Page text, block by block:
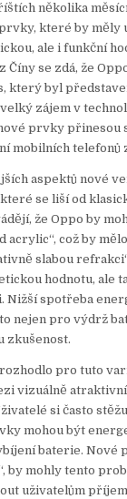
několika
které by měly
ale i funkční
Číny se zdá, že
který byl
zájem v
prvky přinesou
mobilních telefonů
aspektů nové
se liší od
že Oppo by
acrylic“, což by
slabou
hodnotu, ale
Nižší spotřeba
nejen pro výdrž
zkušenost.
pro tuto
vizuálně
si často
mohou být
baterie. Nové
by mohly tento
uživatelům